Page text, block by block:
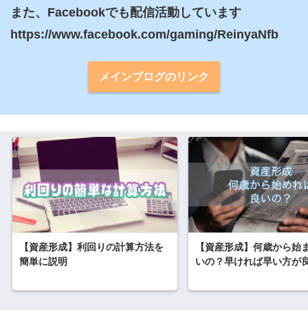
また、Facebookでも配信活動しています
https://www.facebook.com/gaming/ReinyaNfb
メインブログのリンク
【資産形成】利回りの計算方法を
簡単に説明
【資産形成】何歳から始
いの？早ければ早い方が